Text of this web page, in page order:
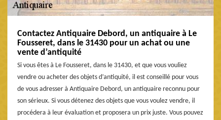
Contactez Antiquaire Debord, un antiquaire à Le
Fousseret, dans le 31430 pour un achat ou une
vente d’antiquité
Si vous êtes à Le Fousseret, dans le 31430, et que vous vouliez
vendre ou acheter des objets d’antiquité, il est conseillé pour vous
de vous adresser à Antiquaire Debord, un antiquaire reconnu pour
son sérieux. Si vous détenez des objets que vous voulez vendre, il
procédera à leur évaluation et proposera un prix juste. Vous pouvez